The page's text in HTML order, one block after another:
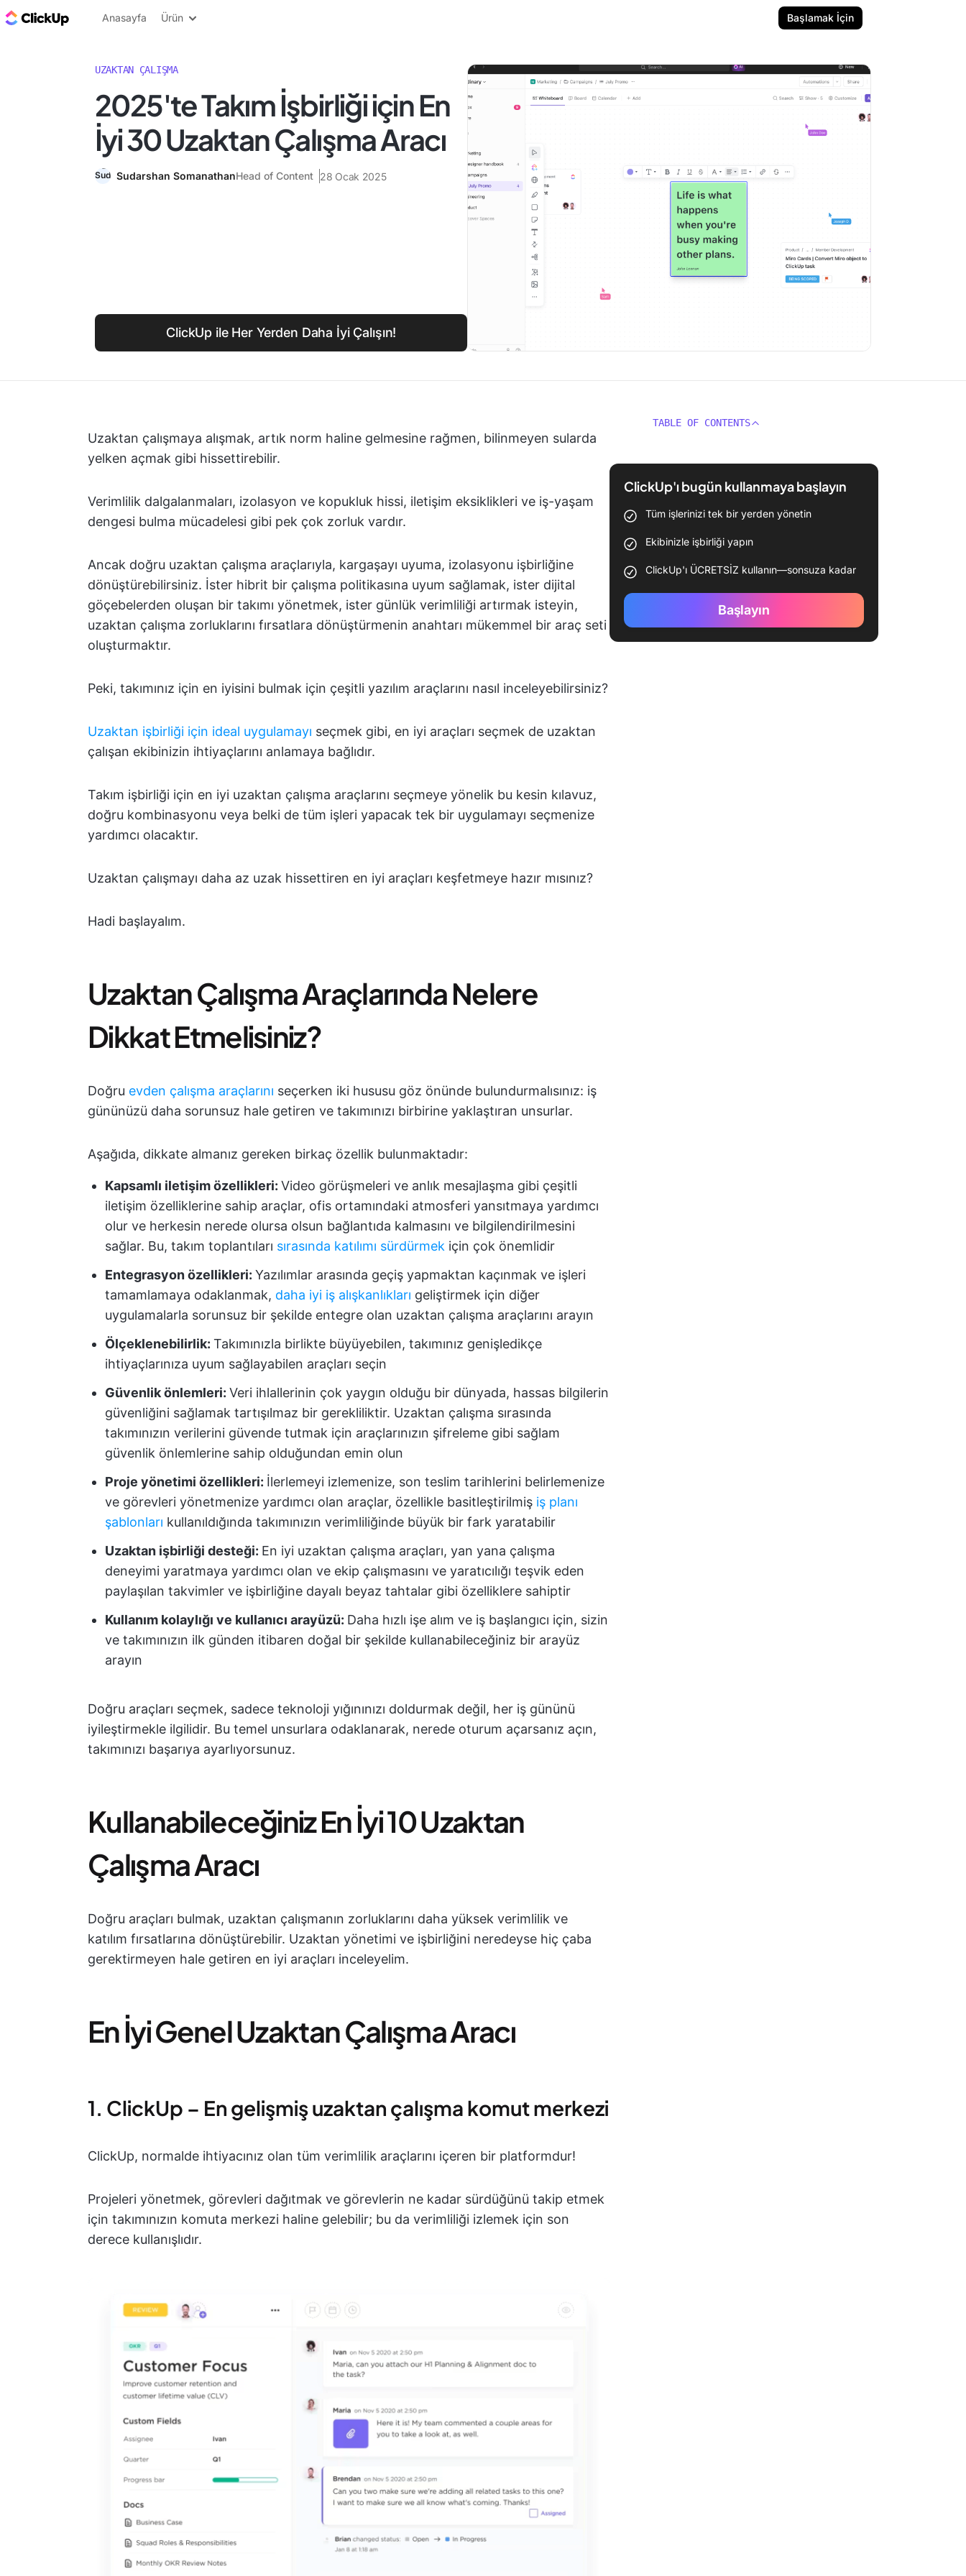
ClickUp Blog
Anasayfa Ürün Başlamak İçin
UZAKTAN ÇALIŞMA
2025'te Takım İşbirliği için En
İyi 30 Uzaktan Çalışma Aracı
Sudarshan SomanathanHead of Content 28 Ocak 2025
ClickUp ile Her Yerden Daha İyi Çalışın!
Uzaktan çalışmaya alışmak, artık norm haline gelmesine rağmen, bilinmeyen sularda
yelken açmak gibi hissettirebilir.
Verimlilik dalgalanmaları, izolasyon ve kopukluk hissi, iletişim eksiklikleri ve iş-yaşam
dengesi bulma mücadelesi gibi pek çok zorluk vardır.
Ancak doğru uzaktan çalışma araçlarıyla, kargaşayı uyuma, izolasyonu işbirliğine
dönüştürebilirsiniz. İster hibrit bir çalışma politikasına uyum sağlamak, ister dijital
göçebelerden oluşan bir takımı yönetmek, ister günlük verimliliği artırmak isteyin,
uzaktan çalışma zorluklarını fırsatlara dönüştürmenin anahtarı mükemmel bir araç seti
oluşturmaktır.
Peki, takımınız için en iyisini bulmak için çeşitli yazılım araçlarını nasıl inceleyebilirsiniz?
Uzaktan işbirliği için ideal uygulamayı seçmek gibi, en iyi araçları seçmek de uzaktan
çalışan ekibinizin ihtiyaçlarını anlamaya bağlıdır.
Takım işbirliği için en iyi uzaktan çalışma araçlarını seçmeye yönelik bu kesin kılavuz,
doğru kombinasyonu veya belki de tüm işleri yapacak tek bir uygulamayı seçmenize
yardımcı olacaktır.
Uzaktan çalışmayı daha az uzak hissettiren en iyi araçları keşfetmeye hazır mısınız?
Hadi başlayalım.
Uzaktan Çalışma Araçlarında Nelere
Dikkat Etmelisiniz?
Doğru evden çalışma araçlarını seçerken iki hususu göz önünde bulundurmalısınız: iş
gününüzü daha sorunsuz hale getiren ve takımınızı birbirine yaklaştıran unsurlar.
Aşağıda, dikkate almanız gereken birkaç özellik bulunmaktadır:
Kapsamlı iletişim özellikleri: Video görüşmeleri ve anlık mesajlaşma gibi çeşitli
iletişim özelliklerine sahip araçlar, ofis ortamındaki atmosferi yansıtmaya yardımcı
olur ve herkesin nerede olursa olsun bağlantıda kalmasını ve bilgilendirilmesini
sağlar. Bu, takım toplantıları sırasında katılımı sürdürmek için çok önemlidir
Entegrasyon özellikleri: Yazılımlar arasında geçiş yapmaktan kaçınmak ve işleri
tamamlamaya odaklanmak, daha iyi iş alışkanlıkları geliştirmek için diğer
uygulamalarla sorunsuz bir şekilde entegre olan uzaktan çalışma araçlarını arayın
Ölçeklenebilirlik: Takımınızla birlikte büyüyebilen, takımınız genişledikçe
ihtiyaçlarınıza uyum sağlayabilen araçları seçin
Güvenlik önlemleri: Veri ihlallerinin çok yaygın olduğu bir dünyada, hassas bilgilerin
güvenliğini sağlamak tartışılmaz bir gerekliliktir. Uzaktan çalışma sırasında
takımınızın verilerini güvende tutmak için araçlarınızın şifreleme gibi sağlam
güvenlik önlemlerine sahip olduğundan emin olun
Proje yönetimi özellikleri: İlerlemeyi izlemenize, son teslim tarihlerini belirlemenize
ve görevleri yönetmenize yardımcı olan araçlar, özellikle basitleştirilmiş iş planı
şablonları kullanıldığında takımınızın verimliliğinde büyük bir fark yaratabilir
Uzaktan işbirliği desteği: En iyi uzaktan çalışma araçları, yan yana çalışma
deneyimi yaratmaya yardımcı olan ve ekip çalışmasını ve yaratıcılığı teşvik eden
paylaşılan takvimler ve işbirliğine dayalı beyaz tahtalar gibi özelliklere sahiptir
Kullanım kolaylığı ve kullanıcı arayüzü: Daha hızlı işe alım ve iş başlangıcı için, sizin
ve takımınızın ilk günden itibaren doğal bir şekilde kullanabileceğiniz bir arayüz
arayın
Doğru araçları seçmek, sadece teknoloji yığınınızı doldurmak değil, her iş gününü
iyileştirmekle ilgilidir. Bu temel unsurlara odaklanarak, nerede oturum açarsanız açın,
takımınızı başarıya ayarlıyorsunuz.
Kullanabileceğiniz En İyi 10 Uzaktan
Çalışma Aracı
Doğru araçları bulmak, uzaktan çalışmanın zorluklarını daha yüksek verimlilik ve
katılım fırsatlarına dönüştürebilir. Uzaktan yönetimi ve işbirliğini neredeyse hiç çaba
gerektirmeyen hale getiren en iyi araçları inceleyelim.
En İyi Genel Uzaktan Çalışma Aracı
1. ClickUp – En gelişmiş uzaktan çalışma komut merkezi
ClickUp, normalde ihtiyacınız olan tüm verimlilik araçlarını içeren bir platformdur!
Projeleri yönetmek, görevleri dağıtmak ve görevlerin ne kadar sürdüğünü takip etmek
için takımınızın komuta merkezi haline gelebilir; bu da verimliliği izlemek için son
derece kullanışlıdır.
TABLE OF CONTENTS
ClickUp'ı bugün kullanmaya başlayın
Tüm işlerinizi tek bir yerden yönetin
Ekibinizle işbirliği yapın
ClickUp'ı ÜCRETSİZ kullanın—sonsuza kadar
Başlayın